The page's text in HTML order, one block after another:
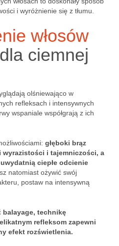
i wyróżnienie się z tłumu.
włosów
ciemnej
olśniewająco w
refleksach i intensywnych
wspaniale współgrają z ich
głęboki brąz
wyrazistości i tajemniczości, a
ciepłe odcienie
natomiast ożywić swój
postaw na intensywną
balayage, technikę
refleksom zapewni
efekt rozświetlenia.